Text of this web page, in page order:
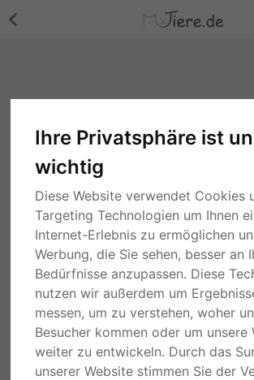
Ihre Privatsphäre ist
wichtig
Diese Website verwendet Cookies
Targeting Technologien um Ihnen
Internet-Erlebnis zu ermöglichen
Werbung, die Sie sehen, besser an
Bedürfnisse anzupassen. Diese
nutzen wir außerdem um
messen, um zu verstehen, woher
Besucher kommen oder um unsere
weiter zu entwickeln. Durch das
unserer Website stimmen Sie der